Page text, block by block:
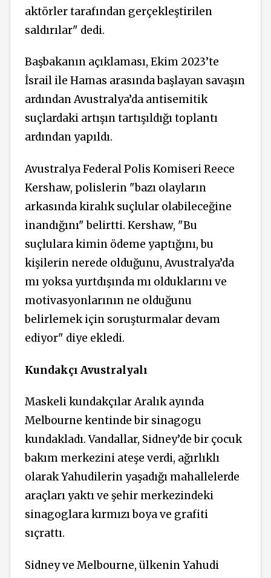
aktörler tarafından gerçekleştirilen
saldırılar" dedi.
Başbakanın açıklaması, Ekim 2023’te
İsrail ile Hamas arasında başlayan savaşın
ardından Avustralya’da antisemitik
suçlardaki artışın tartışıldığı toplantı
ardından yapıldı.
Avustralya Federal Polis Komiseri Reece
Kershaw, polislerin "bazı olayların
arkasında kiralık suçlular olabileceğine
inandığını" belirtti. Kershaw, "Bu
suçlulara kimin ödeme yaptığını, bu
kişilerin nerede olduğunu, Avustralya’da
mı yoksa yurtdışında mı olduklarını ve
motivasyonlarının ne olduğunu
belirlemek için soruşturmalar devam
ediyor" diye ekledi.
Kundakçı Avustralyalı
Maskeli kundakçılar Aralık ayında
Melbourne kentinde bir sinagogu
kundakladı. Vandallar, Sidney’de bir çocuk
bakım merkezini ateşe verdi, ağırlıklı
olarak Yahudilerin yaşadığı mahallelerde
araçları yaktı ve şehir merkezindeki
sinagoglara kırmızı boya ve grafiti
sıçrattı.
Sidney ve Melbourne, ülkenin Yahudi